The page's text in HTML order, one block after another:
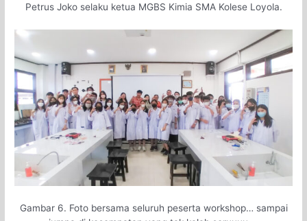
Petrus Joko selaku ketua MGBS Kimia SMA Kolese Loyola.
Gambar 6. Foto bersama seluruh peserta workshop… sampai